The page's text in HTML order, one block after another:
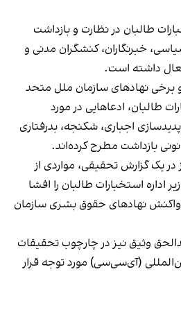
طالبان در نظارت و بازداشت
خبرنگاران، کنشگران مدنی و
داشته است.
نهادهای سازمان ملل متحد
طالبان، ادعاهایی در مورد
اجباری، شکنجه، بدرفتاری
بازداشت مطرح کرده‌اند.
در یک گزارش تحقیقی، مواردی از
اداره استخبارات طالبان را افشا
نهادهای حقوق بشری سازمان
وثیق نیز در چارچوب تحقیقات
(آی‌سی‌سی) مورد توجه قرار